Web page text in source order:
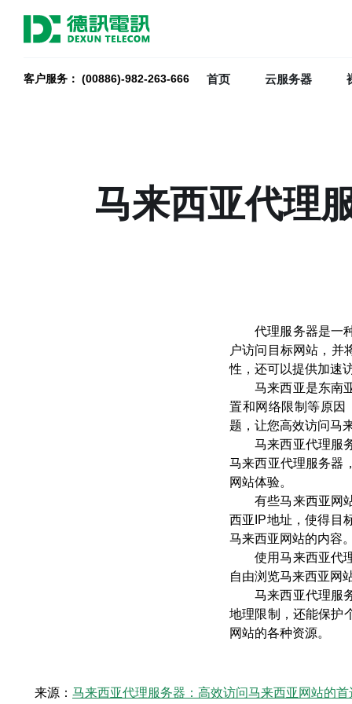
客户服务： (00886)-982-263-666 首页 云服务器
马来西亚代理
代理服务器是一
户访问目标网站，并
性，还可以提供加速
马来西亚是东南
置和网络限制等原因
题，让您高效访问马
马来西亚代理服
马来西亚代理服务器
网站体验。
有些马来西亚网
西亚IP地址，使得目
马来西亚网站的内容
使用马来西亚代
自由浏览马来西亚网
马来西亚代理服
地理限制，还能保护
网站的各种资源。
来源： 马来西亚代理服务器：高效访问马来西亚网站的首